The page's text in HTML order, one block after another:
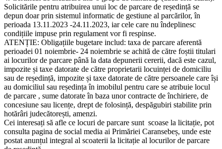
Solicitările pentru atribuirea unui loc de parcare de reședință se
depun doar prin sistemul informatic de gestiune al parcărilor, în
perioada 13.11.2023 -24.11.2023, iar cele care nu îndeplinesc
condițiile impuse prin regulament vor fi respinse.
ATENȚIE: Obligațiile bugetare includ: taxa de parcare aferentă
perioadei 01 noiembrie- 24 noiembrie se achită de către foștii titulari
ai locurilor de parcare până la data depunerii cererii, dacă este cazul,
impozite și taxe datorate de către proprietarii locuinței de domiciliu
sau de reședință, impozite și taxe datorate de către persoanele care își
au domiciliul sau reședința în imobilul pentru care se atribuie locul
de parcare , sume datorate în baza unor contracte de închiriere, de
concesiune sau licențe, drept de folosință, despăgubiri stabilite prin
hotărâri judecătorești, amenzi.
Cei interesați să afle ce locuri de parcare sunt scoase la licitație, pot
consulta pagina de social media ai Primăriei Caransebeș, unde este
postat anunțul integral al scoaterii la licitație al locurilor de parcare